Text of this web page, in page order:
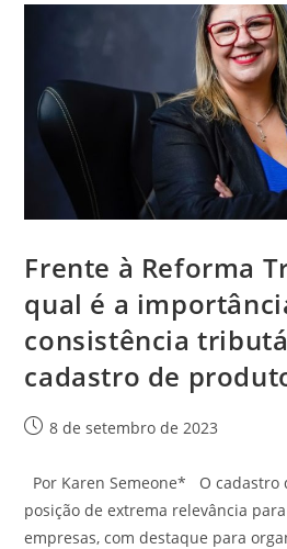
Frente à Reforma
qual é a
consistência
cadastro de
8 de setembro de 2023
Por Karen Semeone* O cadastro
posição de extrema relevância
empresas, com destaque para